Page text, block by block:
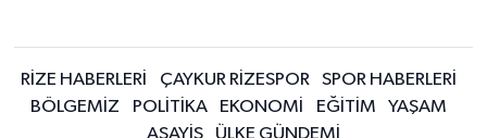
RİZE HABERLERİ ÇAYKUR RİZESPOR
SPOR HABERLERİ
BÖLGEMİZ
POLİTİKA EKONOMİ EĞİTİM
YAŞAM